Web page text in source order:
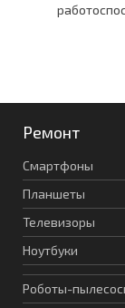
Ремонт
Смартфоны
Планшеты
Телевизоры
Ноутбуки
Роботы-